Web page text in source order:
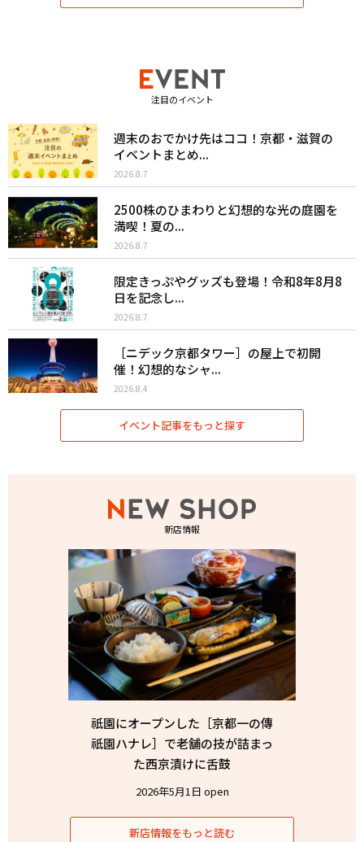
注目のイベント
週末のおでかけ先はココ！京都・滋賀の
イベントまとめ...
2026.8.7
2500株のひまわりと幻想的な光の庭園を
満喫！夏の...
2026.8.7
限定きっぷやグッズも登場！令和8年8月8
日を記念し...
2026.8.7
［ニデック京都タワー］の屋上で初開
催！幻想的なシャ...
2026.8.4
イベント記事をもっと探す
新店情報
祇園にオープンした［京都一の傳
祇園ハナレ］で老舗の技が詰まっ
た西京漬けに舌鼓
2026年5月1日 open
新店情報をもっと読む